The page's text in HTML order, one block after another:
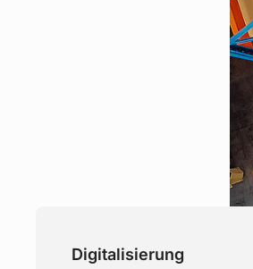
Digitalisierung